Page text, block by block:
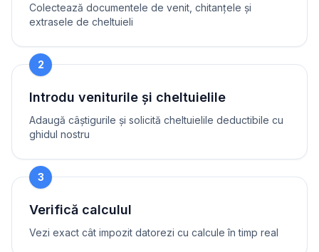
Colectează documentele de venit, chitanțele și
extrasele de cheltuieli
2
Introdu veniturile și cheltuielile
Adaugă câștigurile și solicită cheltuielile deductibile cu
ghidul nostru
3
Verifică calculul
Vezi exact cât impozit datorezi cu calcule în timp real